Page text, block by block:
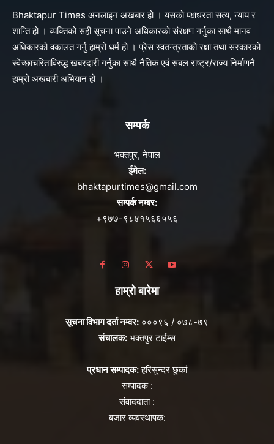
Bhaktapur Times अनलाइन अखबार हो । यसको पक्षधरता सत्य, न्याय र
शान्ति हो । व्यक्तिको सही सूचना पाउने अधिकारको संरक्षण गर्नुका साथै मानव
अधिकारको वकालत गर्नु हाम्रो धर्म हो । प्रेस स्वतन्त्रताको रक्षा तथा सरकारको
स्वेच्छाचरिताविरुद्ध खबरदारी गर्नुका साथै नैतिक एवं सबल राष्ट्र/राज्य निर्माणनै
हाम्रो अखबारी अभियान हो ।
सम्पर्क
भक्तपुर, नेपाल
ईमेल:
bhaktapurtimes@gmail.com
सम्पर्क नम्बर:
+९७७-९८४१५६६५५६
हाम्रो बारेमा
सूचना विभाग दर्ता नम्वर: ०००९६ / ०७८-७९
संचालक: भक्तपुर टाईम्स
प्रधान सम्पादक:हरिसुन्दर छुकां
सम्पादक :
संवाददाता :
बजार व्यवस्थापक: